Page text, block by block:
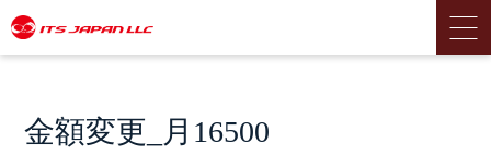
金額変更_月16500